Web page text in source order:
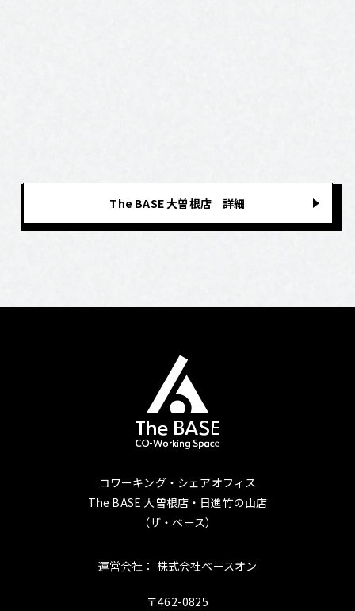
The BASE 大曽根店 詳細
コワーキング・シェアオフィス
The BASE 大曽根店・日進竹の山店
（ザ・ベース）
運営会社： 株式会社ベースオン
〒462-0825